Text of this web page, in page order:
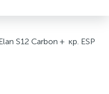
S12 Carbon + кр. ESP